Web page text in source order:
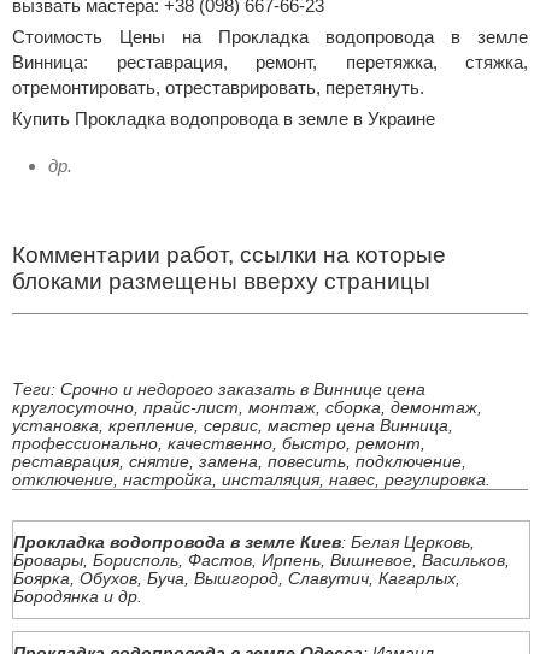
вызвать мастера: +38 (098) 667-66-23
Стоимость Цены на Прокладка водопровода в земле
Винница: реставрация, ремонт, перетяжка, стяжка,
отремонтировать, отреставрировать, перетянуть.
Купить Прокладка водопровода в земле в Украине
др.
Комментарии работ, ссылки на которые
блоками размещены вверху страницы
Теги: Срочно и недорого заказать в Виннице цена
круглосуточно, прайс-лист, монтаж, сборка, демонтаж,
установка, крепление, сервис, мастер цена Винница,
профессионально, качественно, быстро, ремонт,
реставрация, снятие, замена, повесить, подключение,
отключение, настройка, инсталяция, навес, регулировка.
Прокладка водопровода в земле Киев: Белая Церковь,
Бровары, Борисполь, Фастов, Ирпень, Вишневое, Васильков,
Боярка, Обухов, Буча, Вышгород, Славутич, Кагарлых,
Бородянка и др.